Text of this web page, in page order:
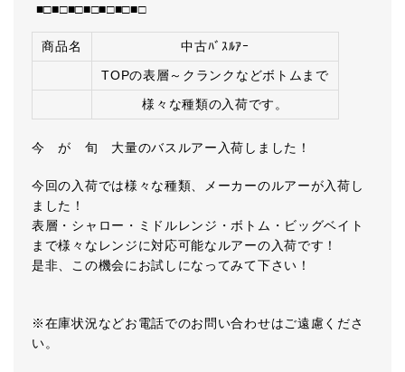
■□■□■□■□■□■□■□
商品名
中古ﾊﾞｽﾙｱｰ
TOPの表層～クランクなどボトムまで
様々な種類の入荷です。
今 が 旬 大量のバスルアー入荷しました！
今回の入荷では様々な種類、メーカーのルアーが入荷し
ました！
表層・シャロー・ミドルレンジ・ボトム・ビッグベイト
まで様々なレンジに対応可能なルアーの入荷です！
是非、この機会にお試しになってみて下さい！
※在庫状況などお電話でのお問い合わせはご遠慮くださ
い。